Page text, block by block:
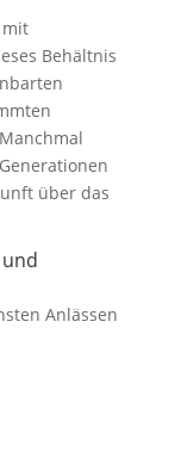
mit
Behältnis
über das
Anlässen